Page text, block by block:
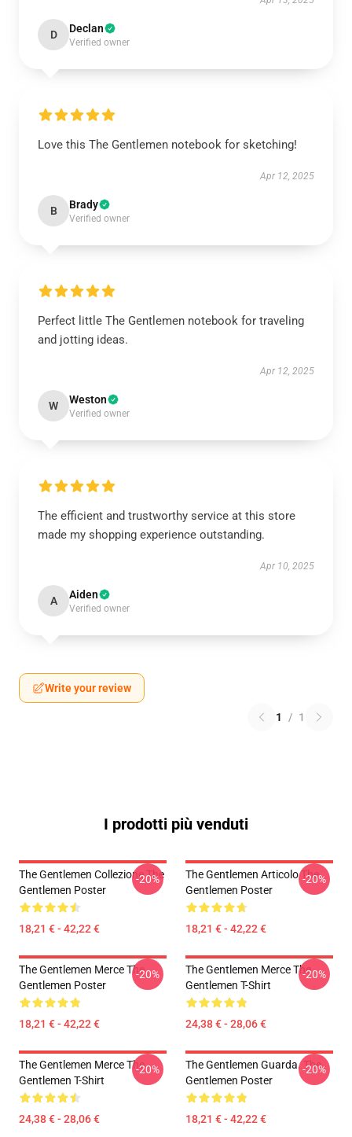
D Declan
Verified owner
Love this The Gentlemen notebook for sketching!
Apr 12, 2025
B Brady
Verified owner
Perfect little The Gentlemen notebook for traveling
and jotting ideas.
Apr 12, 2025
W Weston
Verified owner
The efficient and trustworthy service at this store
made my shopping experience outstanding.
Apr 10, 2025
A Aiden
Verified owner
Write your review
1 / 1
I prodotti più venduti
The Gentlemen Collezione The
Gentlemen Poster
18,21 € - 42,22 €
-20%
The Gentlemen Articolo The
Gentlemen Poster
18,21 € - 42,22 €
-20%
The Gentlemen Merce The
Gentlemen Poster
18,21 € - 42,22 €
-20%
The Gentlemen Merce The
Gentlemen T-Shirt
24,38 € - 28,06 €
-20%
The Gentlemen Merce The
Gentlemen T-Shirt
24,38 € - 28,06 €
-20%
The Gentlemen Guarda. The
Gentlemen Poster
18,21 € - 42,22 €
-20%